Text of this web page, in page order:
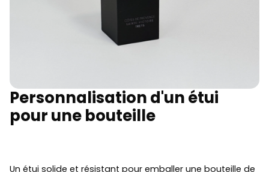
Personnalisation d'un étui
pour une bouteille
Un étui solide et résistant pour emballer une bouteille de